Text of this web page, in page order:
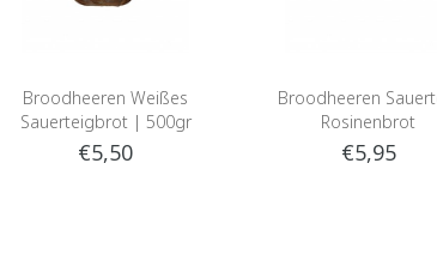
Broodheeren Weißes
Sauerteigbrot | 500gr
€5,50
Broodheeren
Rosinenbrot
€5,95